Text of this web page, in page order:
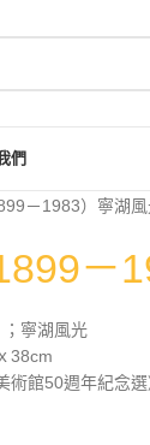
們
－1983）寧湖
－
寧湖風光
38cm
術館50週年紀念